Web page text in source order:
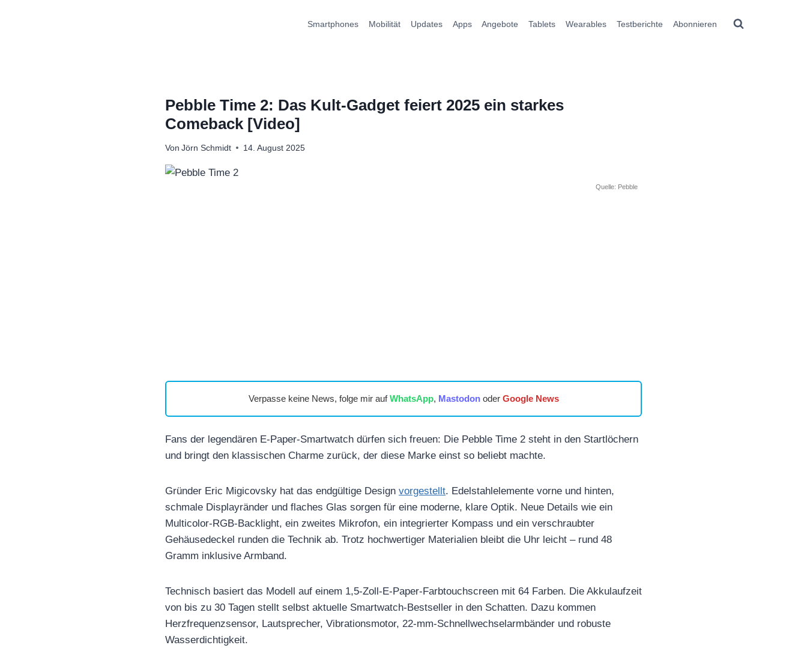
Smartphones Mobilität Updates Apps Angebote Tablets Wearables Testberichte Abonnieren
Pebble Time 2: Das Kult-Gadget feiert 2025 ein starkes
Comeback [Video]
Von Jörn Schmidt 14. August 2025
Quelle: Pebble
Verpasse keine News, folge mir aufWhatsApp, Mastodonoder Google News
Fans der legendären E‑Paper-Smartwatch dürfen sich freuen: Die Pebble Time 2 steht in den Startlöchern
und bringt den klassischen Charme zurück, der diese Marke einst so beliebt machte.
Gründer Eric Migicovsky hat das endgültige Design vorgestellt. Edelstahlelemente vorne und hinten,
schmale Displayränder und flaches Glas sorgen für eine moderne, klare Optik. Neue Details wie ein
Multicolor-RGB-Backlight, ein zweites Mikrofon, ein integrierter Kompass und ein verschraubter
Gehäusedeckel runden die Technik ab. Trotz hochwertiger Materialien bleibt die Uhr leicht – rund 48
Gramm inklusive Armband.
Technisch basiert das Modell auf einem 1,5-Zoll-E‑Paper-Farbtouchscreen mit 64 Farben. Die Akkulaufzeit
von bis zu 30 Tagen stellt selbst aktuelle Smartwatch-Bestseller in den Schatten. Dazu kommen
Herzfrequenzsensor, Lautsprecher, Vibrationsmotor, 22-mm-Schnellwechselarmbänder und robuste
Wasserdichtigkeit.